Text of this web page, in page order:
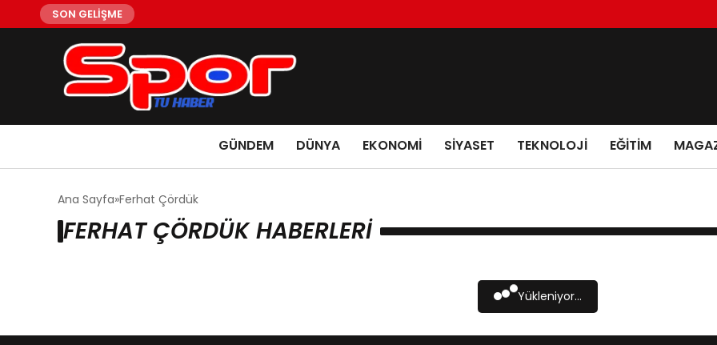
SON GELİŞME
GÜNDEM DÜNYA EKONOMI SIYASET TEKNOLOJI EĞITIM
Ana Sayfa Ferhat Çördük
FERHAT ÇÖRDÜK HABERLERI
Yükleniyor...